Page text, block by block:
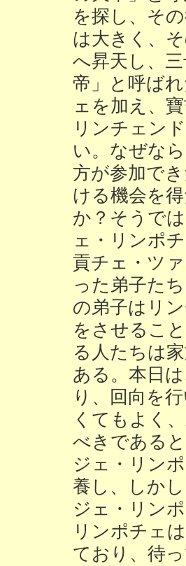
を探し、そ
は大きく、
へ昇天し、
帝」と呼ば
ェを加え、
リンチェン
い。なぜな
方が参加で
ける機会を
か？そうで
ェ・リンポ
貢チェ・ツ
った弟子た
の弟子はリ
をさせるこ
る人たちは
ある。本日
り、回向を
くてもよく
べきである
ジェ・リン
養し、しか
ジェ・リン
リンポチェ
ており、待